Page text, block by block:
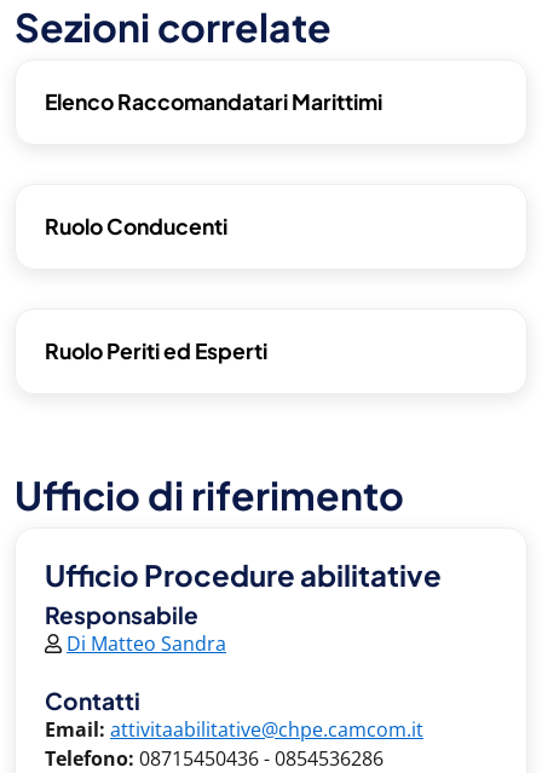
Sezioni correlate
Elenco Raccomandatari Marittimi
Ruolo Conducenti
Ruolo Periti ed Esperti
Ufficio di riferimento
Ufficio Procedure abilitative
Responsabile
Di Matteo Sandra
Contatti
Email: attivitaabilitative@chpe.camcom.it
Telefono: 08715450436 - 0854536286